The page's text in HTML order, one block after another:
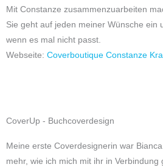
Mit Constanze zusammenzuarbeiten
Sie geht auf jeden meiner Wünsche ein
wenn es mal nicht passt.
Webseite: Coverboutique Constanze
CoverUp - Buchcoverdesign
Meine erste Coverdesignerin war
mehr, wie ich mich mit ihr in Verbindung